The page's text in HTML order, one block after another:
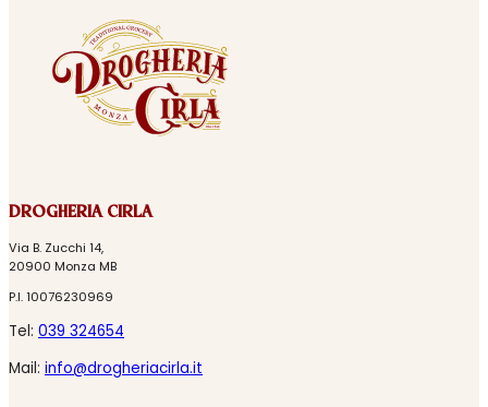
DROGHERIA CIRLA
Via B. Zucchi 14,
20900 Monza MB
P.I. 10076230969
Tel: 039 324654
Mail: info@drogheriacirla.it